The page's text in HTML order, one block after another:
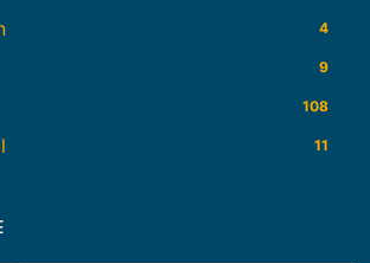
4
9
108
11